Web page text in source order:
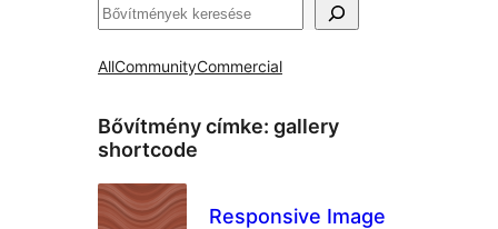
Keresés
AllCommunityCommercial
Bővítmény címke: gallery
shortcode
Responsive Image